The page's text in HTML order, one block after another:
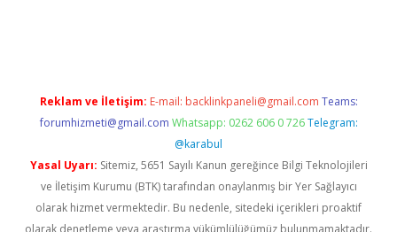
Reklam ve İletişim: E-mail: backlinkpaneli@gmail.com Teams:
forumhizmeti@gmail.com Whatsapp: 0262 606 0 726 Telegram:
@karabul
Yasal Uyarı: Sitemiz, 5651 Sayılı Kanun gereğince Bilgi Teknolojileri
ve İletişim Kurumu (BTK) tarafından onaylanmış bir Yer Sağlayıcı
olarak hizmet vermektedir. Bu nedenle, sitedeki içerikleri proaktif
olarak denetleme veya araştırma yükümlülüğümüz bulunmamaktadır.